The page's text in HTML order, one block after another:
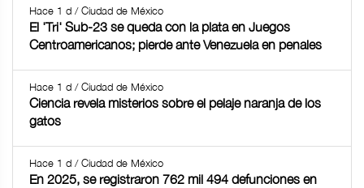
Hace 1 d / Ciudad de México
El 'Tri' Sub-23 se queda con la plata en Juegos
Centroamericanos; pierde ante Venezuela en penales
Hace 1 d / Ciudad de México
Ciencia revela misterios sobre el pelaje naranja de los
gatos
Hace 1 d / Ciudad de México
En 2025, se registraron 762 mil 494 defunciones en